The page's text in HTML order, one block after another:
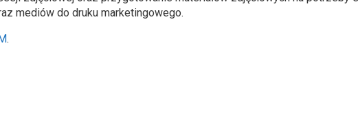
mediów do druku marketingowego.
.